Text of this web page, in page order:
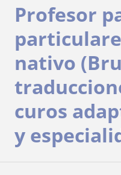
Profesor
nativo
curos
y